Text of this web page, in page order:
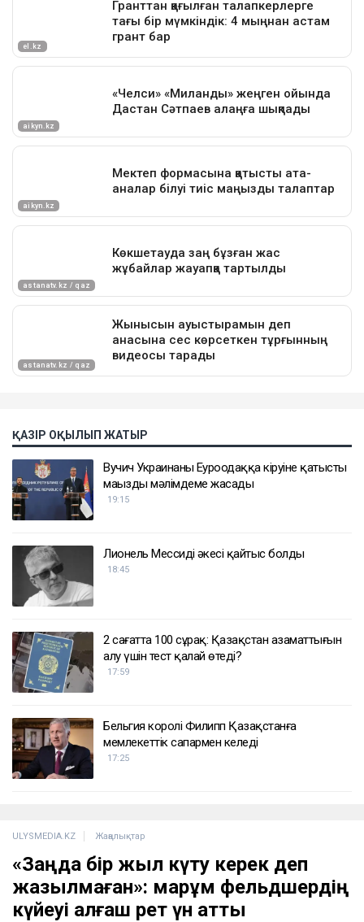
ҚАЗІР ОҚЫЛЫП ЖАТЫР
Вучич Украинаның Еуроодаққа кіруіне қатысты
маңызды мәлімдеме жасады
19:15
Лионель Мессидің әкесі қайтыс болды
18:45
2 сағатта 100 сұрақ: Қазақстан азаматтығын
алу үшін тест қалай өтеді?
17:59
Бельгия королі Филипп Қазақстанға
мемлекеттік сапармен келеді
17:25
ULYSMEDIA.KZ Жаңалықтар
«Заңда бір жыл күту керек деп
жазылмаған»: марқұм фельдшердің
күйеуі алғаш рет үн қатты